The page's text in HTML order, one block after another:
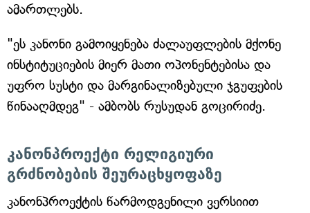
ამართლებს.
"ეს კანონი გამოიყენება ძალაუფლების მქონე
ინსტიტუციების მიერ მათი ოპონენტებისა და
უფრო სუსტი და მარგინალიზებული ჯგუფების
წინააღმდეგ" - ამბობს რუსუდან გოცირიძე.
კანონპროექტი რელიგიური
გრძნობების შეურაცხყოფაზე
კანონპროექტის წარმოდგენილი ვერსიით